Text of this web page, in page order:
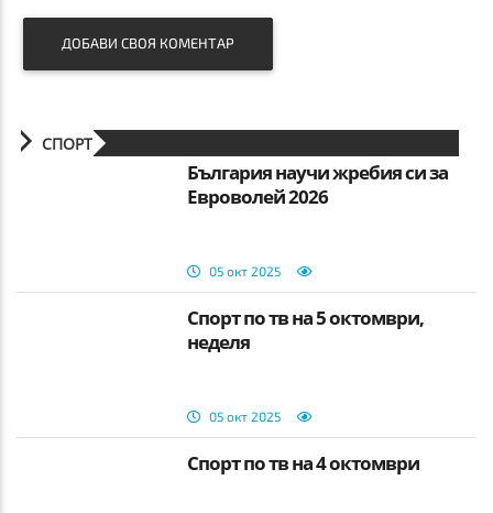
ДОБАВИ СВОЯ КОМЕНТАР
СПОРТ
България научи жребия си за
Евроволей 2026
05 окт 2025
Спорт по тв на 5 октомври,
неделя
05 окт 2025
Спорт по тв на 4 октомври